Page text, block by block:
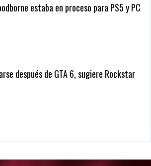
estaba en proceso para PS5 y PC
después de GTA 6, sugiere Rockstar
primeros detalles de Resident Evil 9